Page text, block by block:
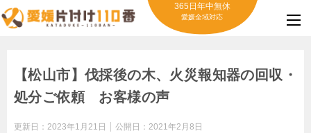
365日年中無休
愛媛全域対応
【松山市】伐採後の木、火災報知器の回収・
処分ご依頼 お客様の声
更新日： 2023年1月21日 公開日： 2021年2月8日